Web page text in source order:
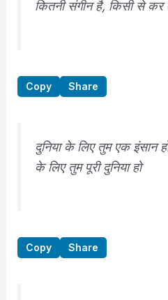
कितनी संगीन है, किसी से
Copy Share
दुनिया के लिए तुम एक इंसान
के लिए तुम पूरी दुनिया हो
Copy Share